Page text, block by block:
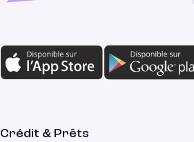
Crédit & Prêts